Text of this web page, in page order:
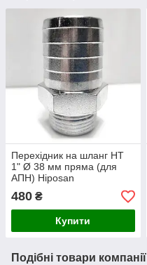
Перехідник на шланг НТ
1" Ø 38 мм пряма (для
АПН) Hiposan
480 ₴
Купити
Подібні товари компанії